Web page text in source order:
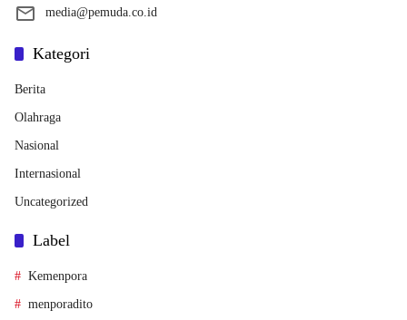
media@pemuda.co.id
Kategori
Berita
Olahraga
Nasional
Internasional
Uncategorized
Label
Kemenpora
menporadito